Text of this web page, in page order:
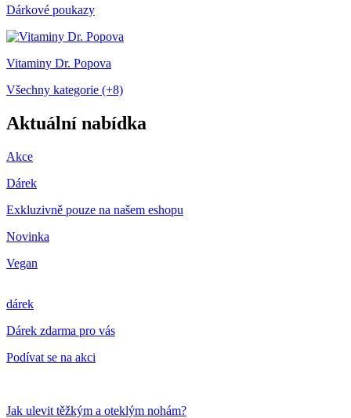
Dárkové poukazy
Vitaminy Dr. Popova
Všechny kategorie (+8)
Aktuální nabídka
Akce
Dárek
Exkluzivně pouze na našem eshopu
Novinka
Vegan
dárek
Dárek zdarma pro vás
Podívat se na akci
Jak ulevit těžkým a oteklým nohám?